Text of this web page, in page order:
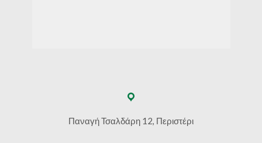
Παναγή Τσαλδάρη 12, Περιστέρι